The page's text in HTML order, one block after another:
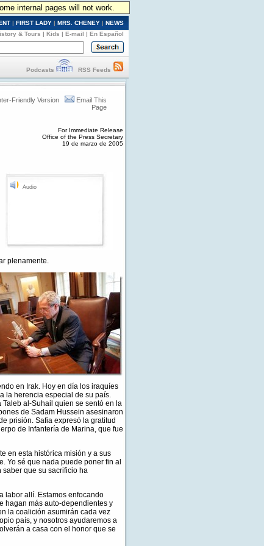
internal pages will not work.
| FIRST LADY | MRS. CHENEY | NEWS
& Tours | Kids | E-mail | En Español
Podcasts RSS Feeds
Friendly Version
Email This
Page
For Immediate Release
Office of the Press Secretary
19 de marzo de 2005
Audio
plenamente.
en Irak. Hoy en día los iraquíes
la herencia especial de su país.
al-Suhail quien se sentó en la
de Sadam Hussein asesinaron
prisión. Safia expresó la gratitud
de Infantería de Marina, que fue
en esta histórica misión y a sus
Yo sé que nada puede poner fin al
que su sacrificio ha
labor allí. Estamos enfocando
hagan más auto-dependientes y
la coalición asumirán cada vez
país, y nosotros ayudaremos a
a casa con el honor que se